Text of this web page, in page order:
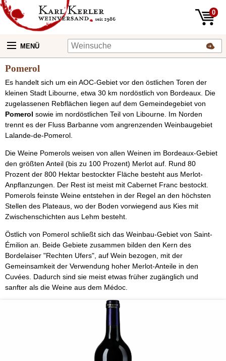
0
MENÜ
Pomerol
Es handelt sich um ein AOC-Gebiet vor den östlichen Toren der
kleinen Stadt Libourne, etwa 30 km nordöstlich von Bordeaux. Die
zugelassenen Rebflächen liegen auf dem Gemeindegebiet von
Pomerol sowie im nordöstlichen Teil von Libourne. Im Norden
trennt es der Fluss Barbanne vom angrenzenden Weinbaugebiet
Lalande-de-Pomerol.
Die Weine Pomerols weisen von allen Weinen im Bordeaux-Gebiet
den größten Anteil (bis zu 100 Prozent) Merlot auf. Rund 80
Prozent der 800 Hektar bestockter Fläche besteht aus Merlot-
Anpflanzungen. Der Rest ist meist mit Cabernet Franc bestockt.
Pomerols feinste Weine entstehen in der Regel an den höchsten
Stellen des Plateaus, wo der Boden vorwiegend aus Kies mit
Zwischenschichten aus Lehm besteht.
Östlich von Pomerol schließt sich das Weinbau-Gebiet von Saint-
Émilion an. Beide Gebiete zusammen bilden den Kern des
Bordelaiser "Rechten Ufers", auf Wein bezogen, mit der
Gemeinsamkeit der Verwendung hoher Merlot-Anteile in den
Cuvées. Dadurch sind sie meist etwas früher zugänglich und
sanfter als die Weine aus dem Médoc.